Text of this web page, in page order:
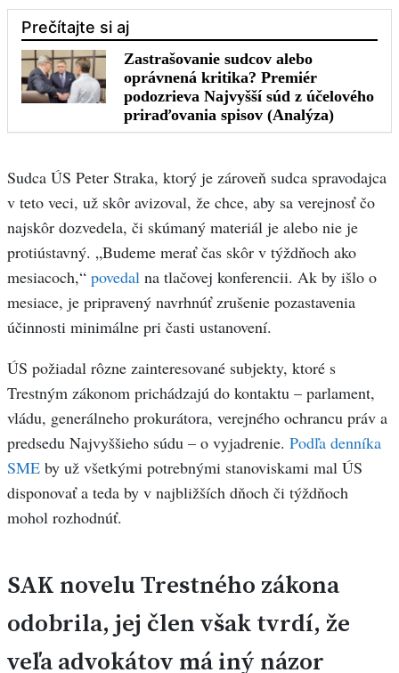
Sudca ÚS Peter Straka, ktorý je zároveň sudca spravodajca
v teto veci, už skôr avizoval, že chce, aby sa verejnosť čo
najskôr dozvedela, či skúmaný materiál je alebo nie je
protiústavný. „Budeme merať čas skôr v týždňoch ako
mesiacoch,“ povedal na tlačovej konferencii. Ak by išlo o
mesiace, je pripravený navrhnúť zrušenie pozastavenia
účinnosti minimálne pri časti ustanovení.
ÚS požiadal rôzne zainteresované subjekty, ktoré s
Trestným zákonom prichádzajú do kontaktu – parlament,
vládu, generálneho prokurátora, verejného ochrancu práv a
predsedu Najvyššieho súdu – o vyjadrenie. Podľa denníka
SME by už všetkými potrebnými stanoviskami mal ÚS
disponovať a teda by v najbližších dňoch či týždňoch
mohol rozhodnúť.
SAK novelu Trestného zákona
odobrila, jej člen však tvrdí, že
veľa advokátov má iný názor